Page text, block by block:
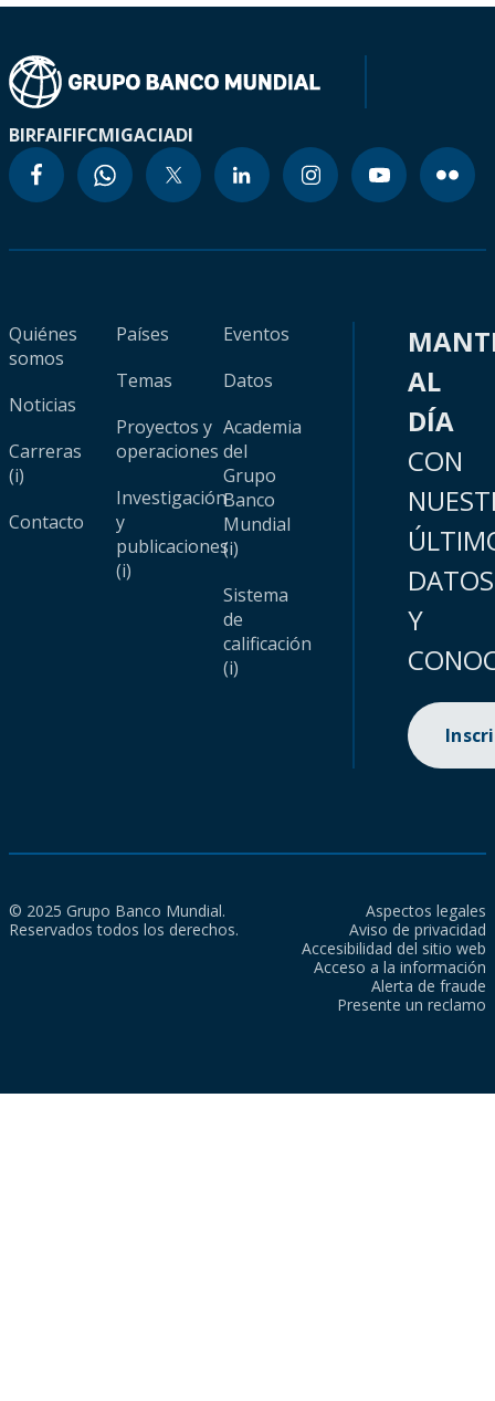
BIRFAIFIFCMIGACIADI
Quiénes
somos
Noticias
Carreras
(i)
Contacto
Países
Temas
Proyectos y
operaciones
Investigación
y
publicaciones
(i)
Eventos
Datos
Academia
del
Grupo
Banco
Mundial
(i)
Sistema
de
calificación
(i)
AL
DÍA
CON
DATOS
Y
© 2025 Grupo Banco Mundial.
Reservados todos los derechos.
Aspectos legales
Aviso de privacidad
Accesibilidad del sitio web
Acceso a la información
Alerta de fraude
Presente un reclamo